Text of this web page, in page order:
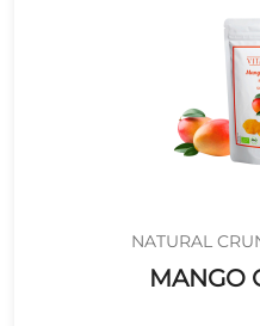
NATURAL
MANGO